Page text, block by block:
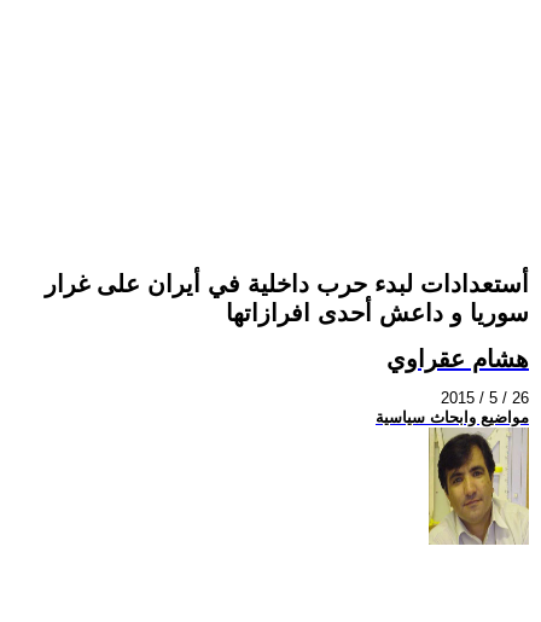
أستعدادات لبدء حرب داخلية في أيران على غرار
سوريا و داعش أحدى افرازاتها
هشام عقراوي
2015 / 5 / 26
مواضيع وابحاث سياسية